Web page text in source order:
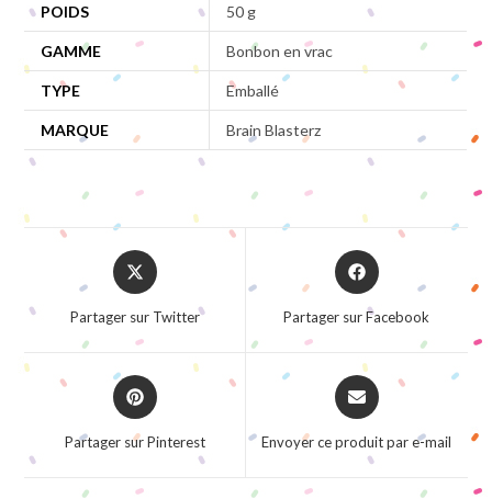
POIDS 50 g
GAMME Bonbon en vrac
TYPE Emballé
MARQUE Brain Blasterz
Opens
in
new
Partager sur Twitter
Opens
in
Partager sur Facebook
Opens
in
Partager sur Pinterest
Opens
in
new
Envoyer ce produit par e-mail